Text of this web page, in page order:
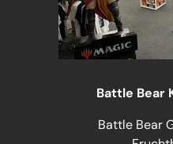
Battle Bear
Battle Bear